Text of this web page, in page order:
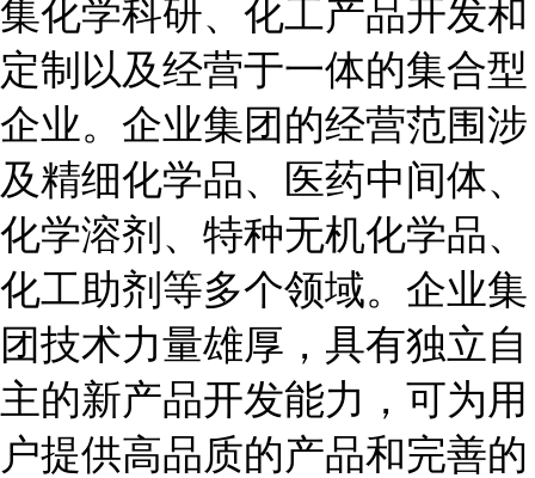
集化学科研、化工产品开发和
定制以及经营于一体的集合型
企业。企业集团的经营范围涉
及精细化学品、医药中间体、
化学溶剂、特种无机化学品、
化工助剂等多个领域。企业集
团技术力量雄厚，具有独立自
主的新产品开发能力，可为用
户提供高品质的产品和完善的